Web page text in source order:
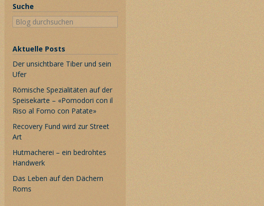
Suche
Aktuelle Posts
Der unsichtbare Tiber und sein
Ufer
Römische Spezialitäten auf der
Speisekarte – «Pomodori con il
Riso al Forno con Patate»
Recovery Fund wird zur Street
Art
Hutmacherei – ein bedrohtes
Handwerk
Das Leben auf den Dächern
Roms